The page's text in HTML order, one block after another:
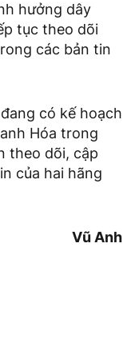
hưởng dây
tục theo dõi
các bản tin
có kế hoạch
Hóa trong
theo dõi, cập
của hai hãng
Vũ Anh